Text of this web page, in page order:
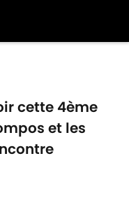
cette 4ème
et les